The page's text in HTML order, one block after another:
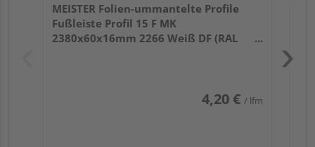
MEISTER Folien-ummantelte Profile
Fußleiste Profil 15 F MK
2380x60x16mm 2266 Weiß DF (RAL
4,20 € / lfm